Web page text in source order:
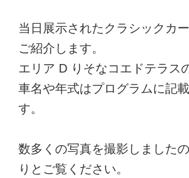
当日展示されたクラシックカ
ご紹介します。
エリア D りそなコエドテラス
車名や年式はプログラムに記
す。
数多くの写真を撮影しました
りとご覧ください。